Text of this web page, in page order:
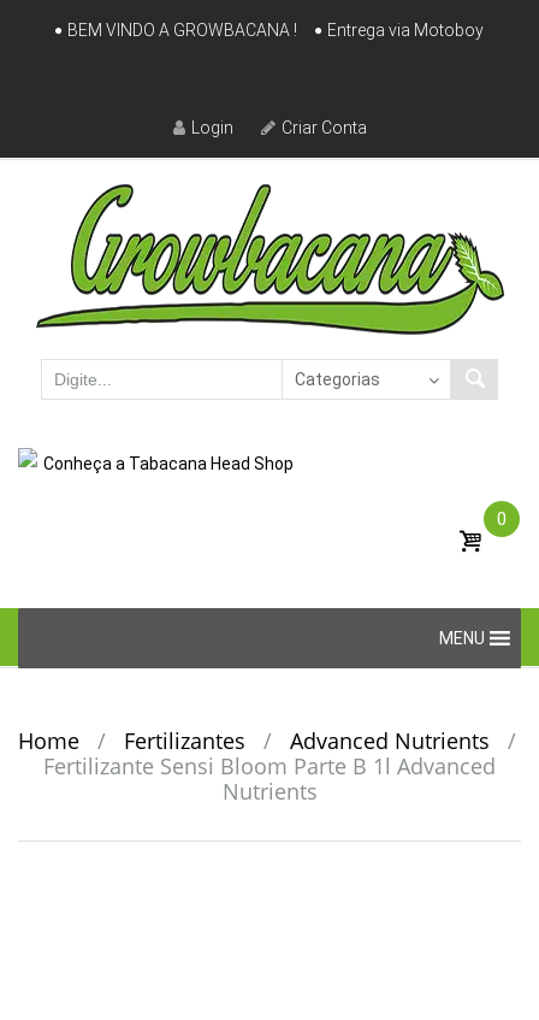
Skip
BEM VINDO A GROWBACANA ! Entrega via Motoboy
Login Criar Conta
Conheça a Tabacana Head Shop
0
content
MENU
Home / Fertilizantes / Advanced Nutrients
/
Fertilizante Sensi Bloom Parte B 1l Advanced
Nutrients